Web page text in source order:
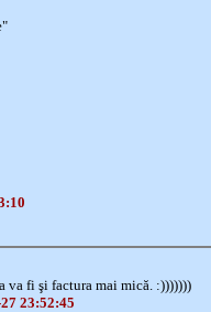
va fi şi factura mai mică. :)))))))
23:52:45